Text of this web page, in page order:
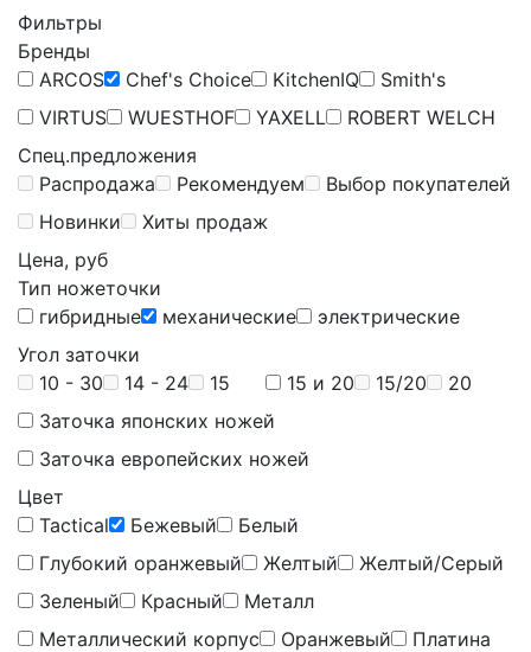
Фильтры
Бренды
ARCOS
Chef's Choice KitchenIQ
Smith's
VIRTUS
WUESTHOF YAXELL
ROBERT WELCH
Спец.предложения
Распродажа
Рекомендуем
Выбор покупателей
Новинки
Хиты продаж
Цена, руб
Тип ножеточки
гибридные
механические
электрические
Угол заточки
10 - 30
14 - 24 15 15 и 20 15/20
20
Заточка японских ножей
Заточка европейских ножей
Цвет
Tactical
Бежевый
Белый
Глубокий оранжевый
Желтый
Желтый/Серый
Зеленый
Красный
Металл
Металлический корпус
Оранжевый
Платина